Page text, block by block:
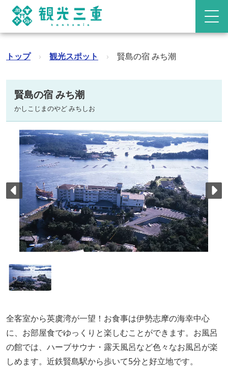
トップ › 観光スポット › 賢島の宿 みち潮
賢島の宿 みち潮
かしこじまのやど みちしお
全客室から英虞湾が一望！お食事は伊勢志摩の海幸中心
に、お部屋食でゆっくりと楽しむことができます。お風呂
の館では、ハーブサウナ・露天風呂など色々なお風呂が楽
しめます。近鉄賢島駅から歩いて5分と好立地です。